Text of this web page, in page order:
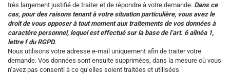
très largement justifié de traiter et de répondre à votre demande. Dans ce
cas, pour des raisons tenant à votre situation particulière, vous avez le
droit de vous opposer à tout moment aux traitements de vos données à
caractère personnel, lequel est effectué sur la base de l’art. 6 alinéa 1,
lettre f du RGPD.
Nous utilisons votre adresse e-mail uniquement afin de traiter votre
demande. Vos données sont ensuite supprimées, dans la mesure où vous
n’avez pas consenti à ce qu’elles soient traitées et utilisées